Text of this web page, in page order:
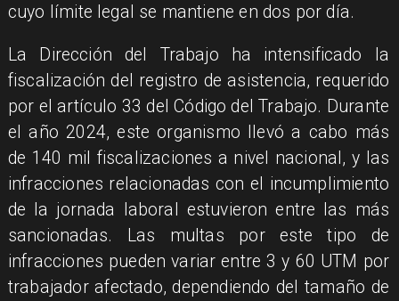
cuyo límite legal se mantiene en dos por día.
La Dirección del Trabajo ha intensificado la
fiscalización del registro de asistencia, requerido
por el artículo 33 del Código del Trabajo. Durante
el año 2024, este organismo llevó a cabo más
de 140 mil fiscalizaciones a nivel nacional, y las
infracciones relacionadas con el incumplimiento
de la jornada laboral estuvieron entre las más
sancionadas. Las multas por este tipo de
infracciones pueden variar entre 3 y 60 UTM por
trabajador afectado, dependiendo del tamaño de